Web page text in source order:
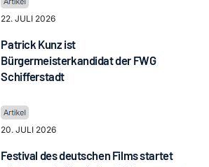
22. JULI 2026
Patrick Kunz ist
Bürgermeisterkandidat der FWG
Schifferstadt
20. JULI 2026
Festival des deutschen Films startet